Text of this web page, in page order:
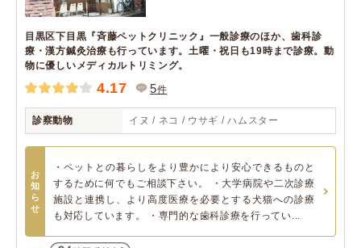
目黒区下目黒『斉藤ペットクリニック』一般診療のほか、歯科診
療・漢方鍼灸治療も行っています。土曜・祝日も19時まで診療。動
物に優しいメディカルトリミング。
4.17 5件
診察動物 イヌ / ネコ / ウサギ / ハムスター
お
知
ら
せ
・ペットとの暮らしをより豊かにより安心できるものと
するために何でもご相談下さい。 ・大学病院や二次診療
施設と連携し、より高度医療を必要とする犬猫への診療
も対応しています。 ・専門的な歯科診療を行ってい...